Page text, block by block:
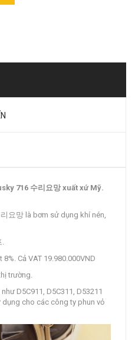
716 수리요망 xuất xứ Mỹ.
요망 là bơm sử dụng khí nén,
Cả VAT 19.980.000VND
trường.
D5C911, D5C311, D53211
cho các công ty phun vỏ